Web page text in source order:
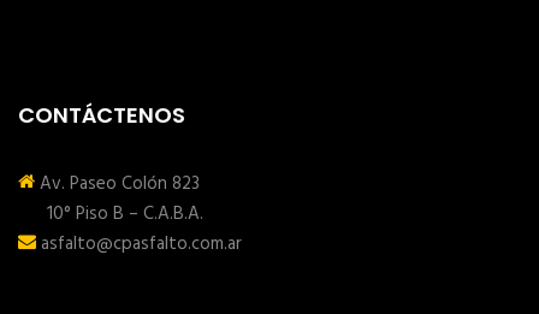
CONTÁCTENOS
Av. Paseo Colón 823
10° Piso B – C.A.B.A.
asfalto@cpasfalto.com.ar